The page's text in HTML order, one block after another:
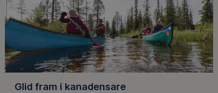
Glid fram i kanadensare